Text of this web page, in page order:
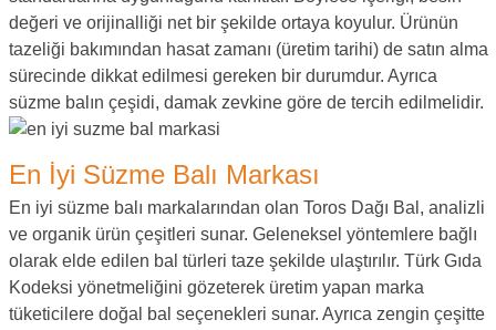
değeri ve orijinalliği net bir şekilde ortaya koyulur. Ürünün
tazeliği bakımından hasat zamanı (üretim tarihi) de satın alma
sürecinde dikkat edilmesi gereken bir durumdur. Ayrıca
süzme balın çeşidi, damak zevkine göre de tercih edilmelidir.
En İyi Süzme Balı Markası
En iyi süzme balı markalarından olan Toros Dağı Bal, analizli
ve organik ürün çeşitleri sunar. Geleneksel yöntemlere bağlı
olarak elde edilen bal türleri taze şekilde ulaştırılır. Türk Gıda
Kodeksi yönetmeliğini gözeterek üretim yapan marka
tüketicilere doğal bal seçenekleri sunar. Ayrıca zengin çeşitte